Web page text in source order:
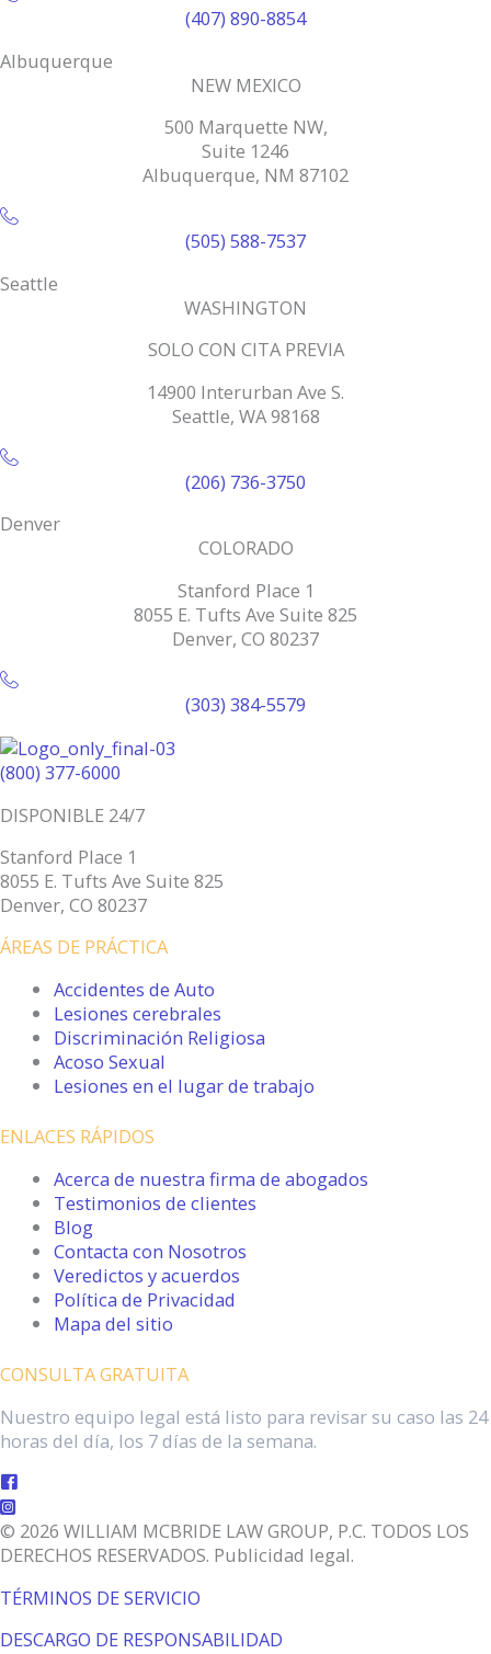
(407) 890-8854
Albuquerque
NEW MEXICO
500 Marquette NW,
Suite 1246
Albuquerque, NM 87102
(505) 588-7537
Seattle
WASHINGTON
SOLO CON CITA PREVIA
14900 Interurban Ave S.
Seattle, WA 98168
(206) 736-3750
Denver
COLORADO
Stanford Place 1
8055 E. Tufts Ave Suite 825
Denver, CO 80237
(303) 384-5579
(800) 377-6000
DISPONIBLE 24/7
Stanford Place 1
8055 E. Tufts Ave Suite 825
Denver, CO 80237
ÁREAS DE PRÁCTICA
Accidentes de Auto
Lesiones cerebrales
Discriminación Religiosa
Acoso Sexual
Lesiones en el lugar de trabajo
ENLACES RÁPIDOS
Acerca de nuestra firma de abogados
Testimonios de clientes
Blog
Contacta con Nosotros
Veredictos y acuerdos
Política de Privacidad
Mapa del sitio
CONSULTA GRATUITA
Nuestro equipo legal está listo para revisar su caso las 24
horas del día, los 7 días de la semana.
© 2026 WILLIAM MCBRIDE LAW GROUP, P.C. TODOS LOS
DERECHOS RESERVADOS. Publicidad legal.
TÉRMINOS DE SERVICIO
DESCARGO DE RESPONSABILIDAD